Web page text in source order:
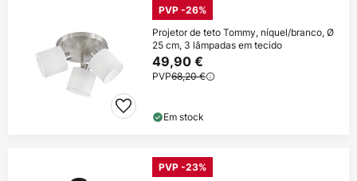
PVP -26%
Projetor de teto Tommy, níquel/branco, Ø
25 cm, 3 lâmpadas em tecido
49,90 €
PVP68,20 €
Em stock
PVP -23%